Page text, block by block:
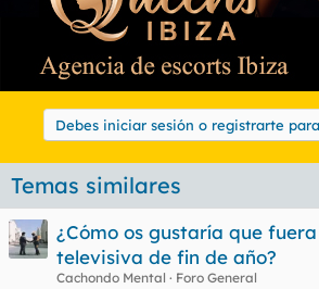
Debes iniciar sesión o registrarte
Temas similares
¿Cómo os gustaría que
televisiva de fin de año?
Cachondo Mental
Foro General